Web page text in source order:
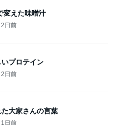
変えた味噌汁
2日前
プロテイン
2日前
大家さんの言葉
1日前